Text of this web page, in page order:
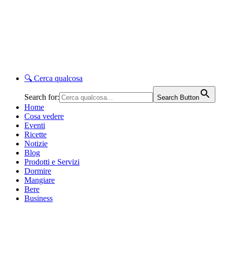
🔍 Cerca qualcosa
Search for: Search Button
Home
Cosa vedere
Eventi
Ricette
Notizie
Blog
Prodotti e Servizi
Dormire
Mangiare
Bere
Business